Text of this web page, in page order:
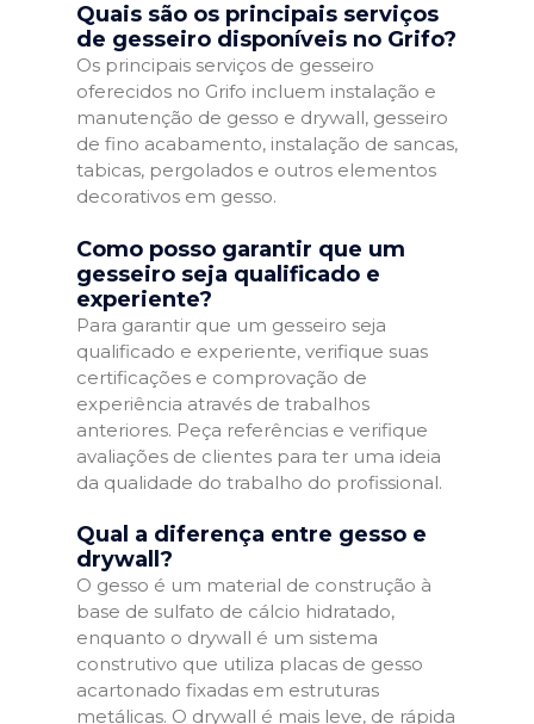
Quais são os principais serviços
de gesseiro disponíveis no Grifo?
Os principais serviços de gesseiro
oferecidos no Grifo incluem instalação e
manutenção de gesso e drywall, gesseiro
de fino acabamento, instalação de sancas,
tabicas, pergolados e outros elementos
decorativos em gesso.
Como posso garantir que um
gesseiro seja qualificado e
experiente?
Para garantir que um gesseiro seja
qualificado e experiente, verifique suas
certificações e comprovação de
experiência através de trabalhos
anteriores. Peça referências e verifique
avaliações de clientes para ter uma ideia
da qualidade do trabalho do profissional.
Qual a diferença entre gesso e
drywall?
O gesso é um material de construção à
base de sulfato de cálcio hidratado,
enquanto o drywall é um sistema
construtivo que utiliza placas de gesso
acartonado fixadas em estruturas
metálicas. O drywall é mais leve, de rápida